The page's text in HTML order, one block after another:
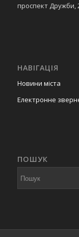
проспект Дружби,
НАВІГАЦІЯ
Новини міста
Електронне
ПОШУК